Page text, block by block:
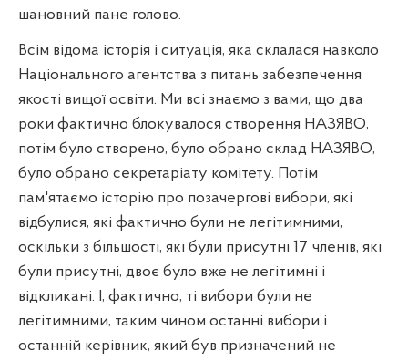
шановний пане голово.
Всім відома історія і ситуація, яка склалася навколо
Національного агентства з питань забезпечення
якості вищої освіти. Ми всі знаємо з вами, що два
роки фактично блокувалося створення НАЗЯВО,
потім було створено, було обрано склад НАЗЯВО,
було обрано секретаріату комітету. Потім
пам'ятаємо історію про позачергові вибори, які
відбулися, які фактично були не легітимними,
оскільки з більшості, які були присутні 17 членів, які
були присутні, двоє було вже не легітимні і
відкликані. І, фактично, ті вибори були не
легітимними, таким чином останні вибори і
останній керівник, який був призначений не